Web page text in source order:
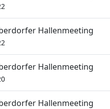
Hallenmeeting
Hallenmeeting
Hallenmeeting